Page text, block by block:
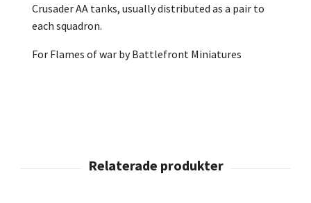
Crusader AA tanks, usually distributed as a pair to
each squadron.
For Flames of war by Battlefront Miniatures